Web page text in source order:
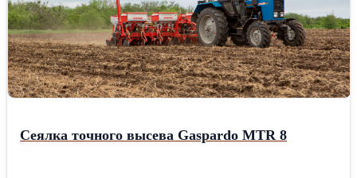
Сеялка точного высева Gaspardo MTR 8